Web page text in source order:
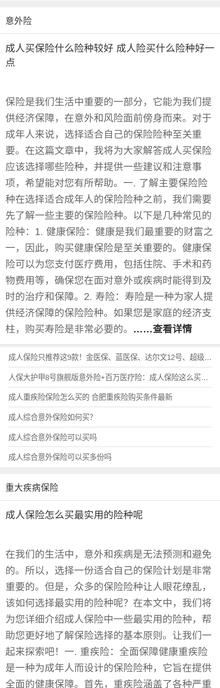
意外险
成人买保险什么险种较好 成人险买什么险种好一
点
保险是我们生活中重要的一部分，它能为我们提
供经济保障，在意外和风险面前傍身而来。对于
成年人来说，选择适合自己的保险险种至关重
要。在这篇文章中，我将为大家解答成人买保险
应该选择哪些险种，并提供一些建议和注意事
项，希望能对您有所帮助。一. 了解主要保险险
种在选择适合成年人的保险险种之前，我们需要
先了解一些主要的保险险种。以下是几种常见的
险种：1. 健康保险：健康是我们最重要的财富之
一，因此，购买健康保险是至关重要的。健康保
险可以为您支付医疗费用，包括住院、手术和药
物费用等，确保您在面对意外或疾病时能得到及
时的治疗和保障。2. 寿险：寿险是一种为家人提
供经济保障的保险险种。如果您是家庭的经济支
柱，购买寿险是非常必要的。 ……查看详情
成人保险只推荐这9款！金医保、蓝医保、达尔文12号、超级玛丽16号、小蜜蜂6号...2026成人保险怎么买最实用？超全配置思路！（含投保入口
人保大护甲8号旗舰版意外险+百万医疗险：成人保险这么买最实用，在哪里能买？
成人重疾险保险怎么买的 合肥重疾险购买条件最新
成人综合意外保险如何买？
成人综合意外保险可以买吗
成人综合意外保险可以买多份吗
重大疾病保险
成人保险怎么买最实用的险种呢
在我们的生活中，意外和疾病是无法预测和避免
的。所以，选择一份适合自己的保险计划是非常
重要的。但是，众多的保险险种让人眼花缭乱，
该如何选择最实用的险种呢？在本文中，我们将
为您详细介绍成人保险中一些最实用的险种，帮
助您更好地了解保险选择的基本原则。让我们一
起来探索吧！一. 重疾险：全面保障健康重疾险
是一种为成年人而设计的保险险种，它旨在提供
全面的健康保障。首先，重疾险涵盖了各种严重